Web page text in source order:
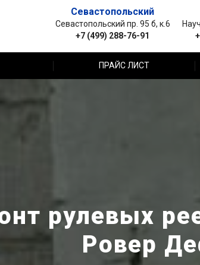
Севастопольский
Севастопольский пр. 95 б, к.6
+7 (499) 288-76-91
ПРАЙС ЛИСТ
рулевых
Ровер